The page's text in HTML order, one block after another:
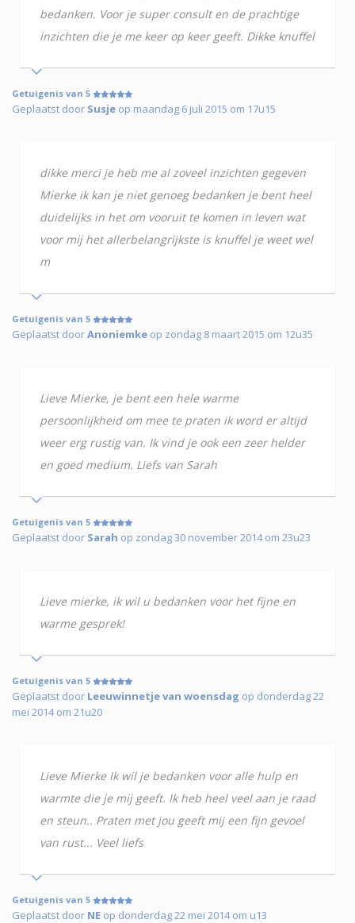
bedanken. Voor je super consult en de prachtige
inzichten die je me keer op keer geeft. Dikke knuffel
Getuigenis van 5
Geplaatst door Susje op maandag 6 juli 2015 om 17u15
dikke merci je heb me al zoveel inzichten gegeven
Mierke ik kan je niet genoeg bedanken je bent heel
duidelijks in het om vooruit te komen in leven wat
voor mij het allerbelangrijkste is knuffel je weet wel
m
Getuigenis van 5
Geplaatst doorAnoniemke op zondag 8 maart 2015 om 12u35
Lieve Mierke, je bent een hele warme
persoonlijkheid om mee te praten ik word er altijd
weer erg rustig van. Ik vind je ook een zeer helder
en goed medium. Liefs van Sarah
Getuigenis van 5
Geplaatst door Sarah op zondag 30 november 2014 om 23u23
Lieve mierke, ik wil u bedanken voor het fijne en
warme gesprek!
Getuigenis van 5
Geplaatst door Leeuwinnetje van woensdag op donderdag 22
mei 2014 om 21u20
Lieve Mierke Ik wil je bedanken voor alle hulp en
warmte die je mij geeft. Ik heb heel veel aan je raad
en steun.. Praten met jou geeft mij een fijn gevoel
van rust... Veel liefs
Getuigenis van 5
Geplaatst door NE op donderdag 22 mei 2014 om u13